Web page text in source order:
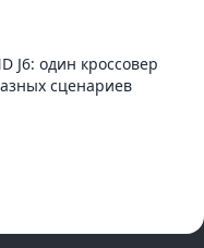
J6: один кроссовер
сценариев